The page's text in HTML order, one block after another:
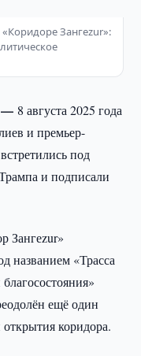
«Коридоре Зангеzur»:
— 8 августа 2025 года
и премьер-
под
и подписали
Зангеzur»
названием «Трасса
ещё один
коридора.